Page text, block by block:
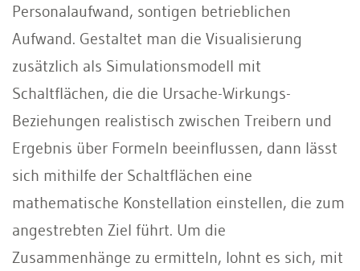
Personalaufwand, sontigen betrieblichen
Aufwand. Gestaltet man die Visualisierung
zusätzlich als Simulationsmodell mit
Schaltflächen, die die Ursache-Wirkungs-
Beziehungen realistisch zwischen Treibern und
Ergebnis über Formeln beeinflussen, dann lässt
sich mithilfe der Schaltflächen eine
mathematische Konstellation einstellen, die zum
angestrebten Ziel führt. Um die
Zusammenhänge zu ermitteln, lohnt es sich, mit